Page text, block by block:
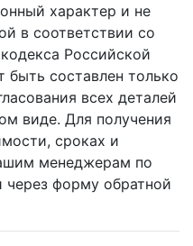
характер и не
в соответствии со
Российской
составлен только
всех деталей
виде. Для получения
сроках и
менеджерам по
форму обратной